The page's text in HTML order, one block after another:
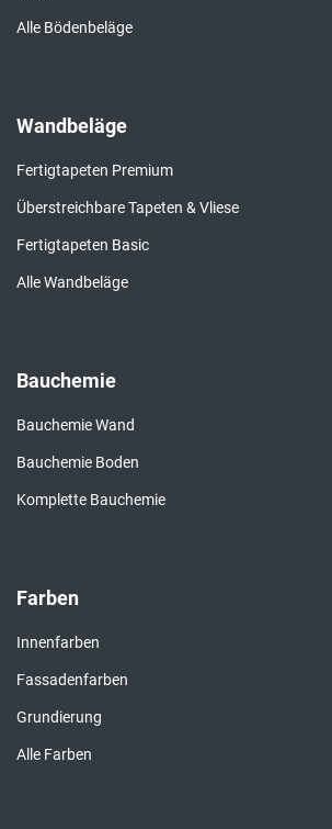
Alle Bödenbeläge
Wandbeläge
Fertigtapeten Premium
Überstreichbare Tapeten & Vliese
Fertigtapeten Basic
Alle Wandbeläge
Bauchemie
Bauchemie Wand
Bauchemie Boden
Komplette Bauchemie
Farben
Innenfarben
Fassadenfarben
Grundierung
Alle Farben